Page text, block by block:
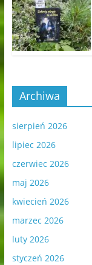
Archiwa
sierpień 2026
lipiec 2026
czerwiec 2026
maj 2026
kwiecień 2026
marzec 2026
luty 2026
styczeń 2026